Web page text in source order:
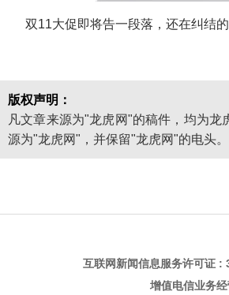
双11大促即将告一段落，还在纠结
版权声明：
凡文章来源为"龙虎网"的稿件，均为
源为"龙虎网"，并保留"龙虎网"的电头。
互联网新闻信息服务许可
增值电信业务